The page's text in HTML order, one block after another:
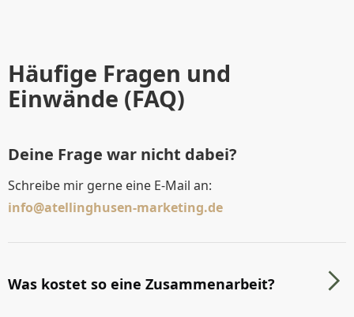
Häufige Fragen und
Einwände (FAQ)
Deine Frage war nicht dabei?
Schreibe mir gerne eine E-Mail an:
info@atellinghusen-marketing.de
Was kostet so eine Zusammenarbeit?